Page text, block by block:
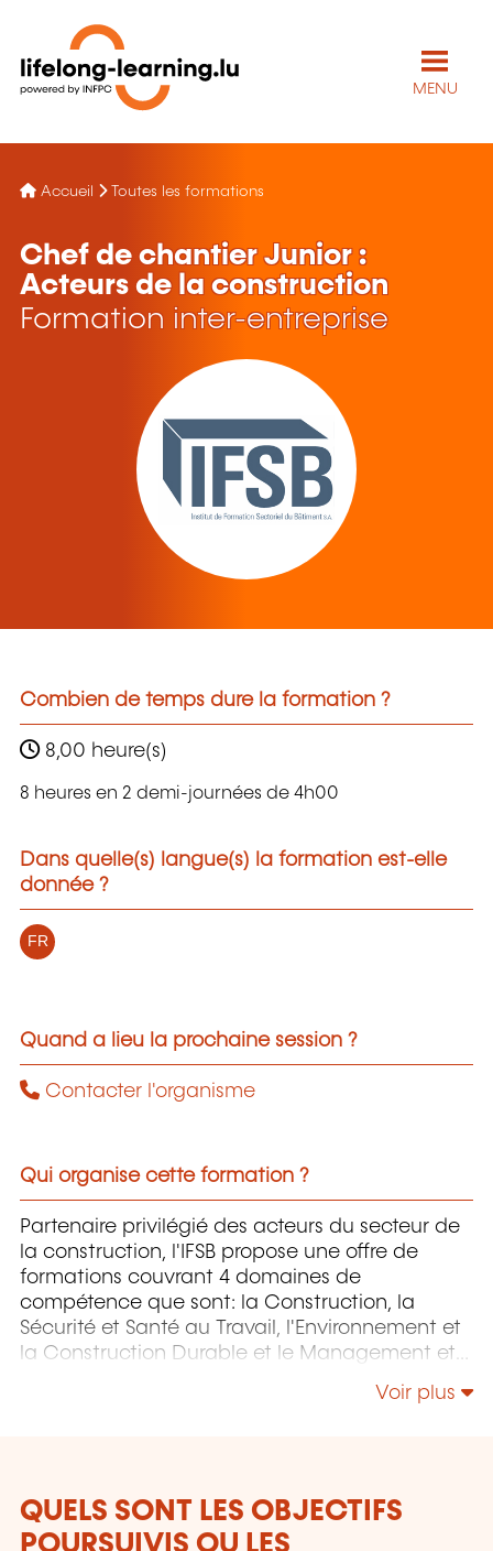
MENU
Accueil Toutes les formations
Chef de chantier Junior :
Acteurs de la construction
Formation inter-entreprise
Combien de temps dure la formation ?
8,00 heure(s)
8 heures en 2 demi-journées de 4h00
Dans quelle(s) langue(s) la formation est-elle
donnée ?
FR
Quand a lieu la prochaine session ?
Contacter l'organisme
Qui organise cette formation ?
Partenaire privilégié des acteurs du secteur de
la construction, l'IFSB propose une offre de
formations couvrant 4 domaines de
compétence que sont: la Construction, la
Sécurité et Santé au Travail, l'Environnement et
la Construction Durable et le Management et
Voir plus
QUELS SONT LES OBJECTIFS
POURSUIVIS OU LES